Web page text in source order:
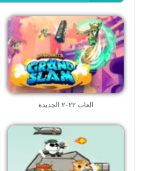
العاب ٢٠٢٢ الجديدة